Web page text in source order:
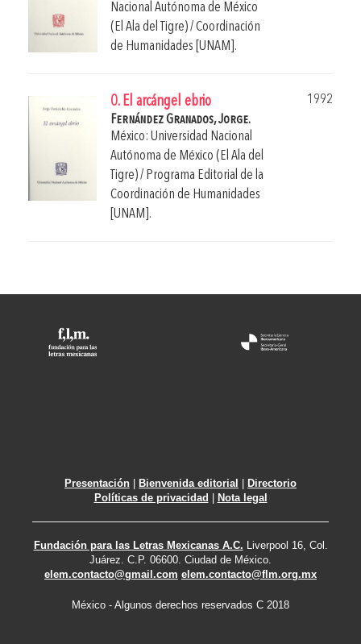
Nacional Autónoma de México
(El Ala del Tigre) / Coordinación
de Humanidades [UNAM].
0. El arcángel ebrio
1992
Fernández Granados, Jorge.
México: Universidad Nacional
Autónoma de México (El Ala del
Tigre) / Programa Editorial de la
Coordinación de Humanidades
[UNAM].
Presentación Bienvenida editorial
Directorio
Políticas de privacidad
Nota legal
Fundación para las Letras Mexicanas A.C. Liverpool 16, Col.
Juárez. C.P. 06600. Ciudad de México.
elem.contacto@gmail.com elem.contacto@flm.org.mx
México - Algunos derechos reservados C 2018